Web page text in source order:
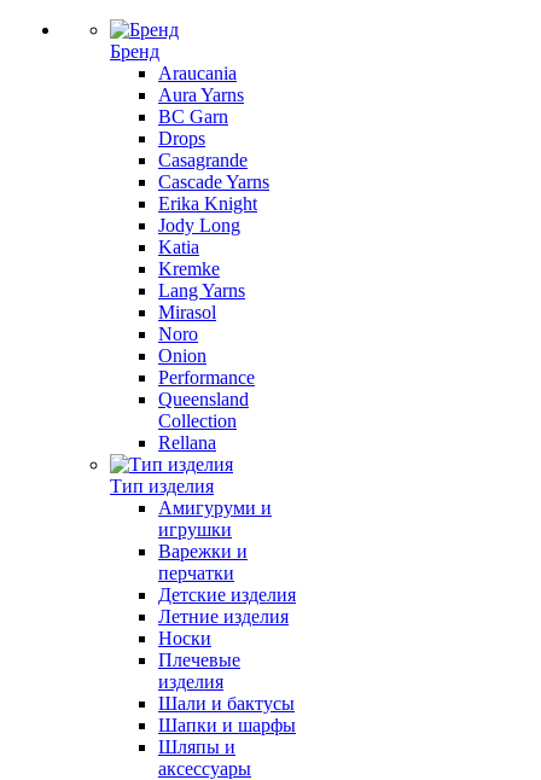
Бренд
Araucania
Aura Yarns
BC Garn
Drops
Casagrande
Cascade Yarns
Erika Knight
Jody Long
Katia
Kremke
Lang Yarns
Mirasol
Noro
Onion
Performance
Queensland
Collection
Rellana
Тип изделия
Амигуруми и
игрушки
Варежки и
перчатки
Детские изделия
Летние изделия
Носки
Плечевые
изделия
Шали и бактусы
Шапки и шарфы
Шляпы и
аксессуары